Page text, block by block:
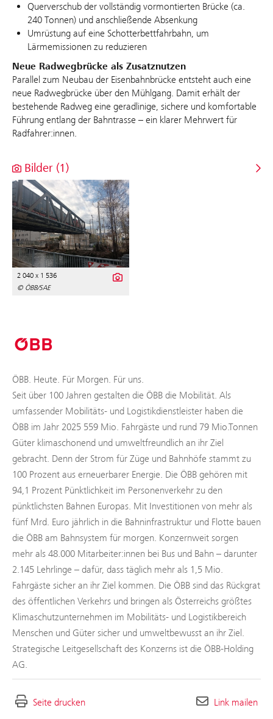
Querverschub der vollständig vormontierten Brücke (ca.
240 Tonnen) und anschließende Absenkung
Umrüstung auf eine Schotterbettfahrbahn, um
Lärmemissionen zu reduzieren
Neue Radwegbrücke als Zusatznutzen
Parallel zum Neubau der Eisenbahnbrücke entsteht auch eine
neue Radwegbrücke über den Mühlgang. Damit erhält der
bestehende Radweg eine geradlinige, sichere und komfortable
Führung entlang der Bahntrasse – ein klarer Mehrwert für
Radfahrer:innen.
Bilder (1)
2 040 x 1 536
© ÖBB/SAE
ÖBB. Heute. Für Morgen. Für uns.
Seit über 100 Jahren gestalten die ÖBB die Mobilität. Als
umfassender Mobilitäts- und Logistikdienstleister haben die
ÖBB im Jahr 2025 559 Mio. Fahrgäste und rund 79 Mio.Tonnen
Güter klimaschonend und umweltfreundlich an ihr Ziel
gebracht. Denn der Strom für Züge und Bahnhöfe stammt zu
100 Prozent aus erneuerbarer Energie. Die ÖBB gehören mit
94,1 Prozent Pünktlichkeit im Personenverkehr zu den
pünktlichsten Bahnen Europas. Mit Investitionen von mehr als
fünf Mrd. Euro jährlich in die Bahninfrastruktur und Flotte bauen
die ÖBB am Bahnsystem für morgen. Konzernweit sorgen
mehr als 48.000 Mitarbeiter:innen bei Bus und Bahn – darunter
2.145 Lehrlinge – dafür, dass täglich mehr als 1,5 Mio.
Fahrgäste sicher an ihr Ziel kommen. Die ÖBB sind das Rückgrat
des öffentlichen Verkehrs und bringen als Österreichs größtes
Klimaschutzunternehmen im Mobilitäts- und Logistikbereich
Menschen und Güter sicher und umweltbewusst an ihr Ziel.
Strategische Leitgesellschaft des Konzerns ist die ÖBB-Holding
AG.
Seite drucken Link mailen